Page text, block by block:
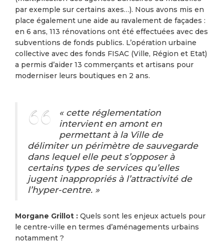
par exemple sur certains axes…). Nous avons mis en
place également une aide au ravalement de façades :
en 6 ans, 113 rénovations ont été effectuées avec des
subventions de fonds publics. L’opération urbaine
collective avec des fonds FISAC (Ville, Région et Etat)
a permis d’aider 13 commerçants et artisans pour
moderniser leurs boutiques en 2 ans.
« cette réglementation
intervient en amont en
permettant à la Ville de
délimiter un périmètre de sauvegarde
dans lequel elle peut s’opposer à
certains types de services qu’elles
jugent inappropriés à l’attractivité de
l’hyper-centre. »
Morgane Grillot : Quels sont les enjeux actuels pour
le centre-ville en termes d’aménagements urbains
notamment ?